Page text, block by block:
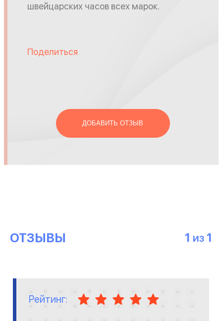
швейцарских часов всех марок.
Поделиться
ДОБАВИТЬ ОТЗЫВ
ОТЗЫВЫ 1 ИЗ 1
Рейтинг: